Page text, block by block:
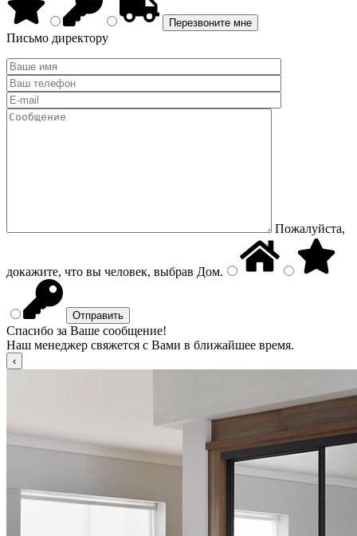
Письмо директору
Пожалуйста,
докажите, что вы человек, выбрав Дом.
Спасибо за Ваше сообщение!
Наш менеджер свяжется с Вами в ближайшее время.